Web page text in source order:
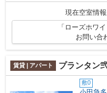
良好で日も入る物件をご提供します
現在空室情報
「ローズホワ
お問い合
賃貸 | アパート プランタン
敷0